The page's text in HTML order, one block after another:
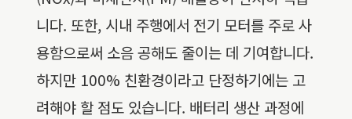
니다. 또한, 시내 주행에서 전기 모터를 주로 사
용함으로써 소음 공해도 줄이는 데 기여합니다.
하지만 100% 친환경이라고 단정하기에는 고
려해야 할 점도 있습니다. 배터리 생산 과정에